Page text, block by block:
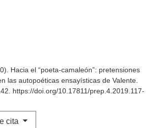
Hacia el “poeta-camaleón”: pretensiones
las autopoéticas ensayísticas de Valente.
https://doi.org/10.17811/prep.4.2019.117-
cita